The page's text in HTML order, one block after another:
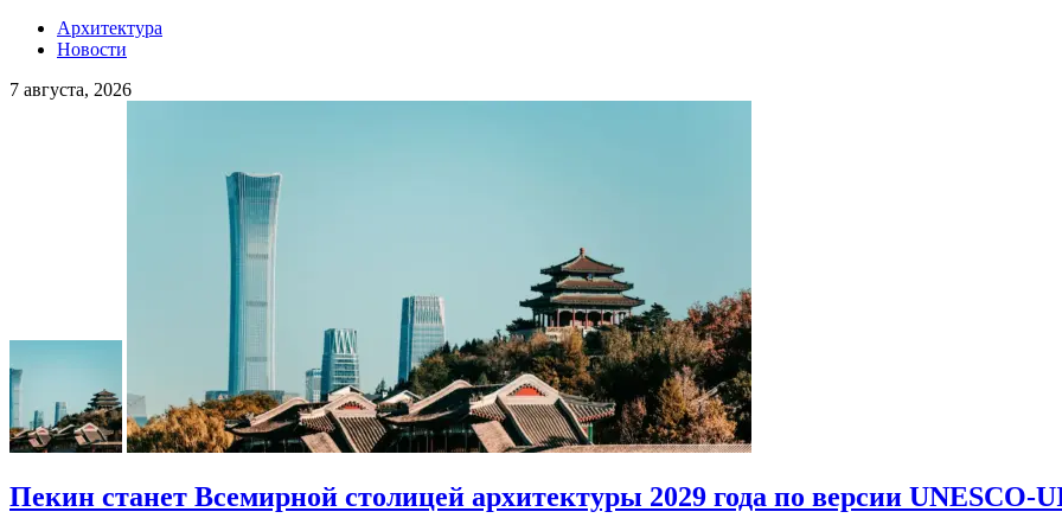
Архитектура
Новости
7 августа, 2026
Пекин станет Всемирной столицей архитектуры 2029 года по версии UNESCO-